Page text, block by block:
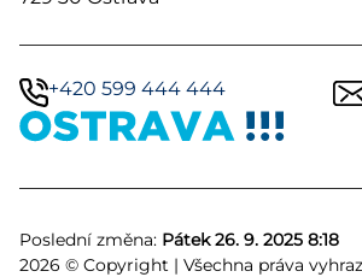
+420 599 444 444
Poslední změna: Pátek 26. 9. 2025 8:18
2026 © Copyright | Všechna práva